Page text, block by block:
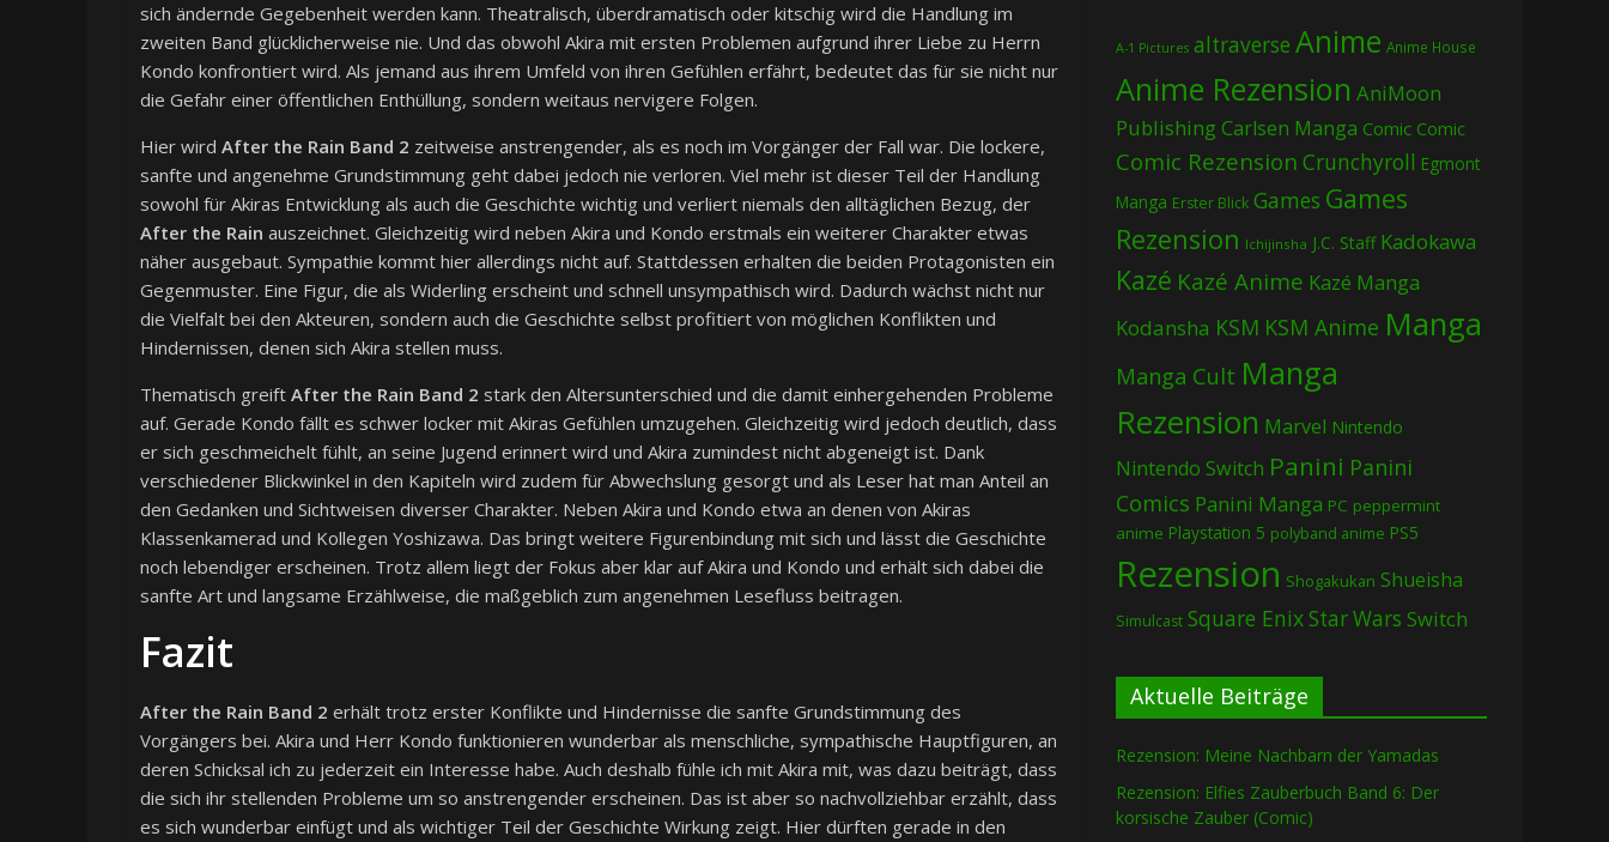
sich ändernde Gegebenheit werden kann. Theatralisch, überdramatisch oder kitschig wird die Handlung im
zweiten Band glücklicherweise nie. Und das obwohl Akira mit ersten Problemen aufgrund ihrer Liebe zu Herrn
Kondo konfrontiert wird. Als jemand aus ihrem Umfeld von ihren Gefühlen erfährt, bedeutet das für sie nicht nur
die Gefahr einer öffentlichen Enthüllung, sondern weitaus nervigere Folgen.
Hier wird After the Rain Band 2 zeitweise anstrengender, als es noch im Vorgänger der Fall war. Die lockere,
sanfte und angenehme Grundstimmung geht dabei jedoch nie verloren. Viel mehr ist dieser Teil der Handlung
sowohl für Akiras Entwicklung als auch die Geschichte wichtig und verliert niemals den alltäglichen Bezug, der
After the Rain auszeichnet. Gleichzeitig wird neben Akira und Kondo erstmals ein weiterer Charakter etwas
näher ausgebaut. Sympathie kommt hier allerdings nicht auf. Stattdessen erhalten die beiden Protagonisten ein
Gegenmuster. Eine Figur, die als Widerling erscheint und schnell unsympathisch wird. Dadurch wächst nicht nur
die Vielfalt bei den Akteuren, sondern auch die Geschichte selbst profitiert von möglichen Konflikten und
Hindernissen, denen sich Akira stellen muss.
Thematisch greift After the Rain Band 2 stark den Altersunterschied und die damit einhergehenden Probleme
auf. Gerade Kondo fällt es schwer locker mit Akiras Gefühlen umzugehen. Gleichzeitig wird jedoch deutlich, dass
er sich geschmeichelt fühlt, an seine Jugend erinnert wird und Akira zumindest nicht abgeneigt ist. Dank
verschiedener Blickwinkel in den Kapiteln wird zudem für Abwechslung gesorgt und als Leser hat man Anteil an
den Gedanken und Sichtweisen diverser Charakter. Neben Akira und Kondo etwa an denen von Akiras
Klassenkamerad und Kollegen Yoshizawa. Das bringt weitere Figurenbindung mit sich und lässt die Geschichte
noch lebendiger erscheinen. Trotz allem liegt der Fokus aber klar auf Akira und Kondo und erhält sich dabei die
sanfte Art und langsame Erzählweise, die maßgeblich zum angenehmen Lesefluss beitragen.
Fazit
After the Rain Band 2 erhält trotz erster Konflikte und Hindernisse die sanfte Grundstimmung des
Vorgängers bei. Akira und Herr Kondo funktionieren wunderbar als menschliche, sympathische Hauptfiguren, an
deren Schicksal ich zu jederzeit ein Interesse habe. Auch deshalb fühle ich mit Akira mit, was dazu beiträgt, dass
die sich ihr stellenden Probleme um so anstrengender erscheinen. Das ist aber so nachvollziehbar erzählt, dass
es sich wunderbar einfügt und als wichtiger Teil der Geschichte Wirkung zeigt. Hier dürften gerade in den
A-1 Pictures altraverse Anime Anime House
Anime Rezension AniMoon
PublishingCarlsen Manga Comic Comic
Comic Rezension Crunchyroll Egmont
Manga Erster Blick Games Games
Rezension Ichijinsha J.C. Staff Kadokawa
Kazé Kazé Anime Kazé Manga
Kodansha KSM KSM Anime Manga
Manga Cult Manga
Rezension Marvel Nintendo
Nintendo Switch Panini Panini
Comics Panini Manga PC peppermint
anime Playstation 5 polyband anime PS5
Rezension Shogakukan Shueisha
Simulcast Square EnixStar Wars Switch
Aktuelle Beiträge
Rezension: Meine Nachbarn der Yamadas
Rezension: Elfies Zauberbuch Band 6: Der
korsische Zauber (Comic)